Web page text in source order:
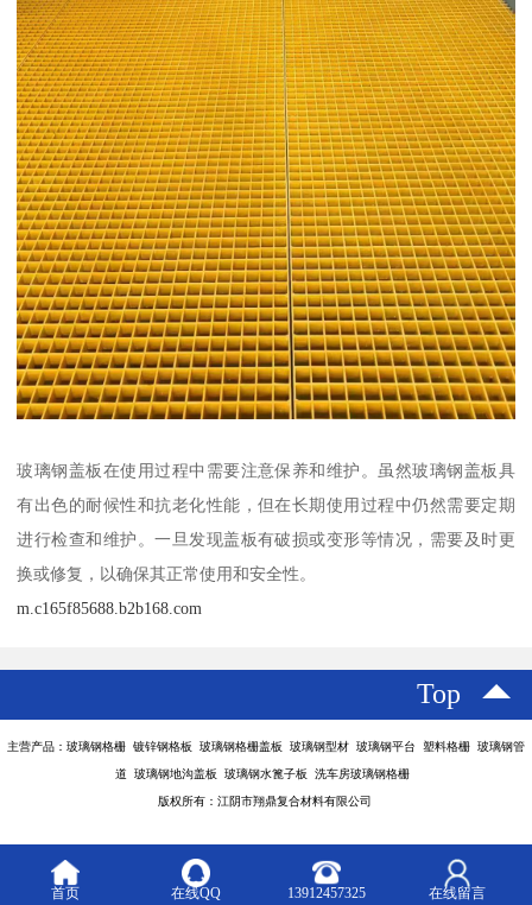
玻璃钢盖板在使用过程中需要注意保养和维护。虽然玻璃钢盖板具
有出色的耐候性和抗老化性能，但在长期使用过程中仍然需要定期
进行检查和维护。一旦发现盖板有破损或变形等情况，需要及时更
换或修复，以确保其正常使用和安全性。
m.c165f85688.b2b168.com
Top
主营产品：玻璃钢格栅 镀锌钢格板 玻璃钢格栅盖板 玻璃钢型材 玻璃钢平台 塑料格栅 玻璃钢管
道 玻璃钢地沟盖板 玻璃钢水篦子板 洗车房玻璃钢格栅
版权所有：江阴市翔鼎复合材料有限公司
首页 在线QQ 13912457325 在线留言